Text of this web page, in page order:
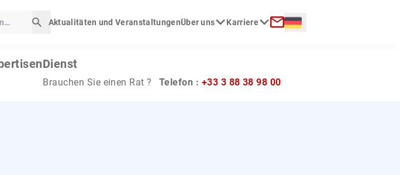
Suche starten
Aktualitäten und VeranstaltungenÜber uns Karriere Langue :
Dienst
Brauchen Sie einen Rat ? Telefon : +33 3 88 38 98 00